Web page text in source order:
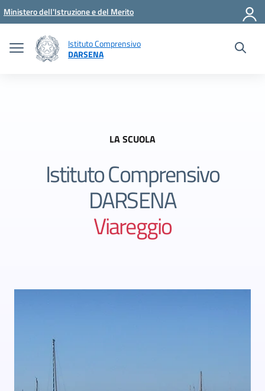
Vai ai contenuti
Vai al menu di navigazione
Vai al footer
Ministero dell'Istruzione e del Merito
Istituto Comprensivo
DARSENA
LA SCUOLA
Istituto Comprensivo
DARSENA
Viareggio